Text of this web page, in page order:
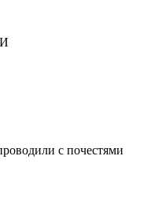
с почестями